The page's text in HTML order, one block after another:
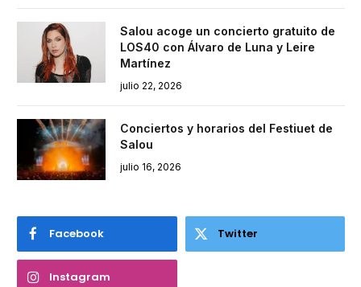
Salou acoge un concierto gratuito de
LOS40 con Álvaro de Luna y Leire
Martínez
julio 22, 2026
Conciertos y horarios del Festiuet de
Salou
julio 16, 2026
Facebook Twitter
Instagram